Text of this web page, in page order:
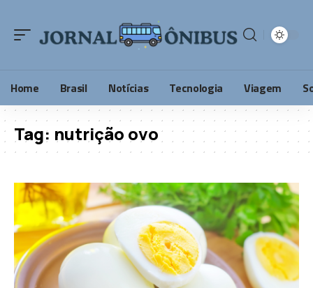
Home Brasil Notícias Tecnologia Viagem
Tag: nutrição ovo